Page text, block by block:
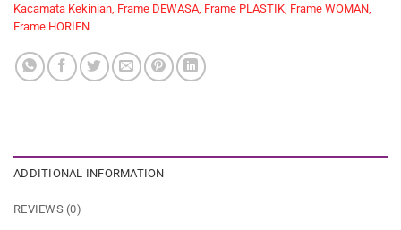
Kacamata Kekinian, Frame DEWASA, Frame PLASTIK, Frame WOMAN,
Frame HORIEN
ADDITIONAL INFORMATION
REVIEWS (0)